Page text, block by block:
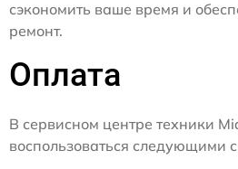
сэкономить ваше время и
ремонт.
Оплата
В сервисном центре техники
воспользоваться следующими